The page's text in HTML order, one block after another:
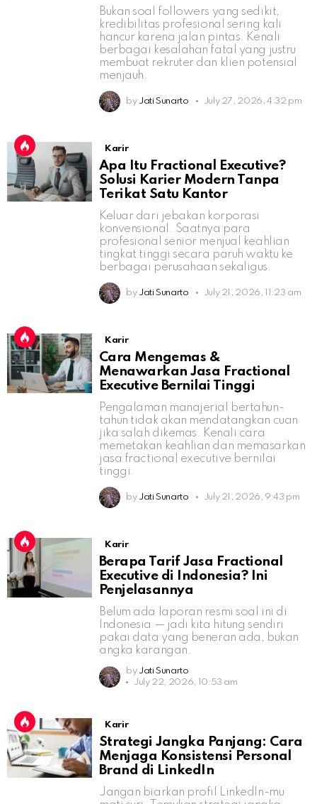
Bukan soal followers yang sedikit,
kredibilitas profesional sering kali
hancur karena jalan pintas. Kenali
berbagai kesalahan fatal yang justru
membuat rekruter dan klien potensial
menjauh.
by Jati Sunarto July 27, 2026, 4:32 pm
Karir
Apa Itu Fractional Executive?
Solusi Karier Modern Tanpa
Terikat Satu Kantor
Keluar dari jebakan korporasi
konvensional. Saatnya para
profesional senior menjual keahlian
tingkat tinggi secara paruh waktu ke
berbagai perusahaan sekaligus.
by Jati Sunarto July 21, 2026, 11:23 am
Karir
Cara Mengemas &
Menawarkan Jasa Fractional
Executive Bernilai Tinggi
Pengalaman manajerial bertahun-
tahun tidak akan mendatangkan cuan
jika salah dikemas. Kenali cara
memetakan keahlian dan memasarkan
jasa fractional executive bernilai
tinggi.
by Jati Sunarto July 21, 2026, 9:43 pm
Karir
Berapa Tarif Jasa Fractional
Executive di Indonesia? Ini
Penjelasannya
Belum ada laporan resmi soal ini di
Indonesia — jadi kita hitung sendiri
pakai data yang beneran ada, bukan
angka karangan.
by Jati Sunarto
July 22, 2026, 10:53 am
Karir
Strategi Jangka Panjang: Cara
Menjaga Konsistensi Personal
Brand di LinkedIn
Jangan biarkan profil LinkedIn-mu